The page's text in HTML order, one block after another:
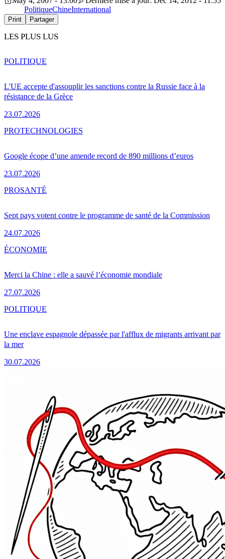
PolitiqueChineInternational
Print Partager
LES PLUS LUS
L'UE accepte d'assouplir les sanctions contre la Russie face à la
résistance de la Grèce
23.07.2026
POLITIQUE
Google écope d’une amende record de 890 millions d’euros
23.07.2026
PROTECHNOLOGIES
Sept pays votent contre le programme de santé de la Commission
24.07.2026
PROSANTÉ
Merci la Chine : elle a sauvé l’économie mondiale
27.07.2026
ÉCONOMIE
Une enclave espagnole dépassée par l'afflux de migrants arrivant par
la mer
30.07.2026
POLITIQUE